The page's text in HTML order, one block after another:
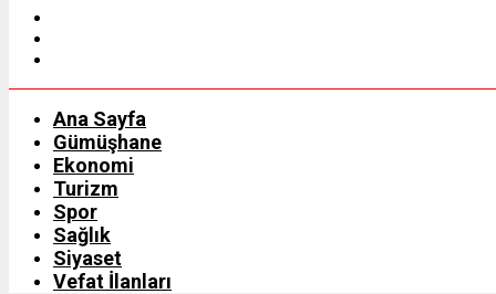
Ana Sayfa
Gümüşhane
Ekonomi
Turizm
Spor
Sağlık
Siyaset
Vefat İlanları